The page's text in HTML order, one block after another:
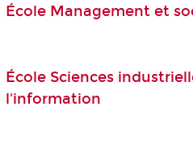
École Management et
École Sciences
l'information